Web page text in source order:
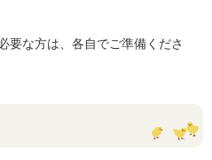
要な方は、各自でご準備くださ